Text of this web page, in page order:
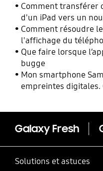
Comment transférer
d'un iPad vers un
Smart Switch ?
Comment résoudre
l'affichage du
Que faire lorsque
bugge
Mon smartphone
empreintes digitales.
Galaxy Fresh
Solutions et astuces